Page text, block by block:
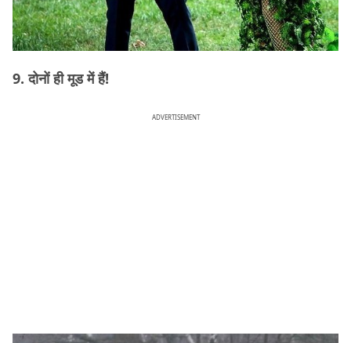
9. दोनों ही मूड में हैं!
ADVERTISEMENT